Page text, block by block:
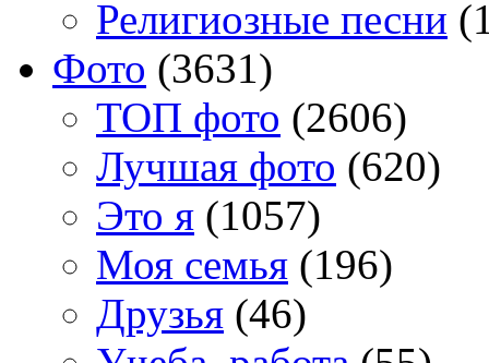
Религиозные песни
Фото (3631)
TOП фото (2606)
Лучшая фото (620)
Это я (1057)
Моя семья (196)
Друзья (46)